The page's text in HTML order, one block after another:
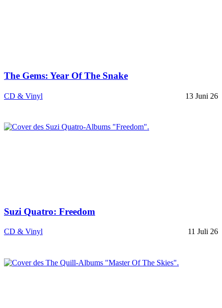
The Gems: Year Of The Snake
CD & Vinyl 13 Juni 26
Suzi Quatro: Freedom
CD & Vinyl 11 Juli 26